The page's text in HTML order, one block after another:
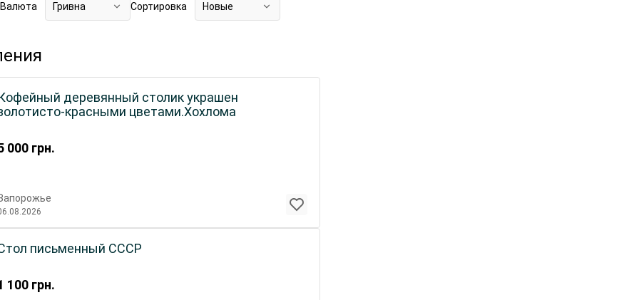
Валюта Гривна Сортировка Новые
000 грн.
деревянный столик украшен
красными цветами.Хохлома
100 грн.
письменный СССР